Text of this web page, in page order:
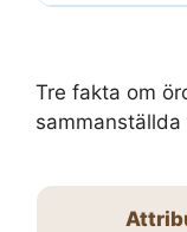
Tre fakta om